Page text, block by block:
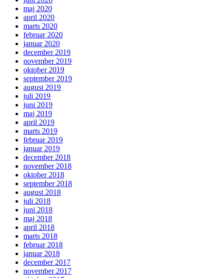
maj 2020
april 2020
marts 2020
februar 2020
januar 2020
december 2019
november 2019
oktober 2019
september 2019
august 2019
juli 2019
juni 2019
maj 2019
april 2019
marts 2019
februar 2019
januar 2019
december 2018
november 2018
oktober 2018
september 2018
august 2018
juli 2018
juni 2018
maj 2018
april 2018
marts 2018
februar 2018
januar 2018
december 2017
november 2017